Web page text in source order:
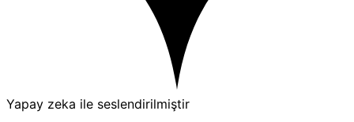
Yapay zeka ile seslendirilmiştir